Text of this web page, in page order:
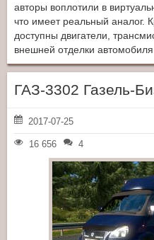
авторы воплотили в
что имеет реальный аналог.
доступны двигатели,
внешней отделки
ГАЗ-3302 Газель-
2017-07-25
16 656 4